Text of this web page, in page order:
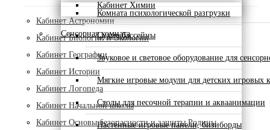
Кабинет Химии
Сенсорная комната
Комната психологической разгрузки
Сухие бассейны
Звуковое и световое оборудование для
Мягкие игровые модули для детских игровых
Столы для песочной терапии и акваанимации
Настенные игровые панели, бизиборды
Кабинет Астрономии
Кабинет Биологии и Экологии
Кабинет Географии
Кабинет Истории
Кабинет Логопеда
Кабинет Начальной школы
Кабинет Основы безопасности и защиты Родины